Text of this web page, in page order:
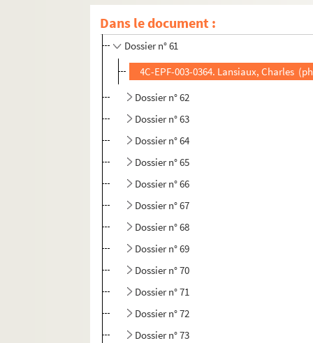
Dans le document :
Dossier n° 60
Dossier n° 61
4C-EPF-003-0364. Lansiaux, Charles
Dossier n° 62
Dossier n° 63
Dossier n° 64
Dossier n° 65
Dossier n° 66
Dossier n° 67
Dossier n° 68
Dossier n° 69
Dossier n° 70
Dossier n° 71
Dossier n° 72
Dossier n° 73